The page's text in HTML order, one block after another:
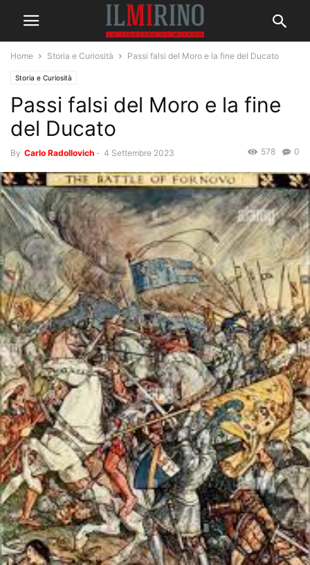
Home Storia e Curiosità Passi falsi del Moro e la fine del Ducato
Storia e Curiosità
Passi falsi del Moro e la fine
del Ducato
By Carlo Radollovich - 4 Settembre 2023 0
578